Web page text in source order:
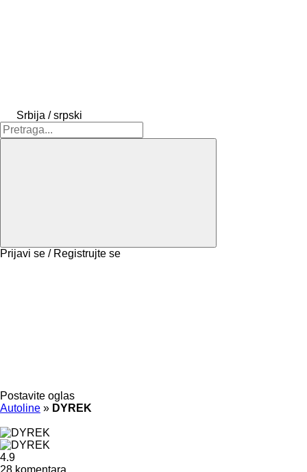
Srbija / srpski
Prijavi se / Registrujte se
Postavite oglas
Autoline » DYREK
4.9
28 komentara